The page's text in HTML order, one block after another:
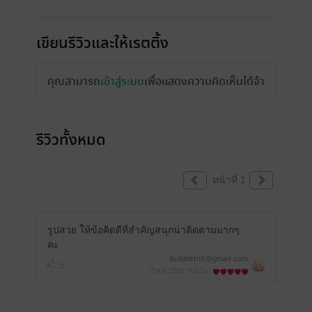
เขียนรีวิวและให้เรตติ้ง
คุณสามารถเข้าสู่ระบบเพื่อแสดงความคิดเห็นได้จ้า
รีวิวทั้งหมด
หน้าที่ 1
รูปสวย ให้ข้อคิดดีที่สำคัญสนุกน่าติดตามมากๆ
คะ
bubblentk@gmail.com